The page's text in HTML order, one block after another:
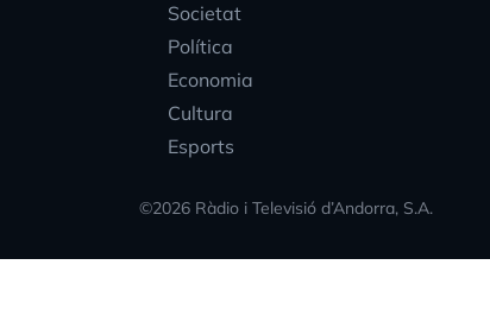
Societat
Política
Economia
Cultura
Esports
©2026 Ràdio i Televisió d’Andorra, S.A.